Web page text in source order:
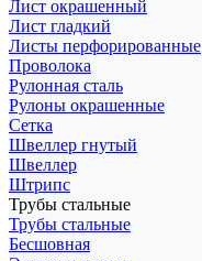
Лист окрашенный
Лист гладкий
Листы перфорированные
Проволока
Рулонная сталь
Рулоны окрашенные
Сетка
Швеллер гнутый
Швеллер
Штрипс
Трубы стальные
Трубы стальные
Бесшовная